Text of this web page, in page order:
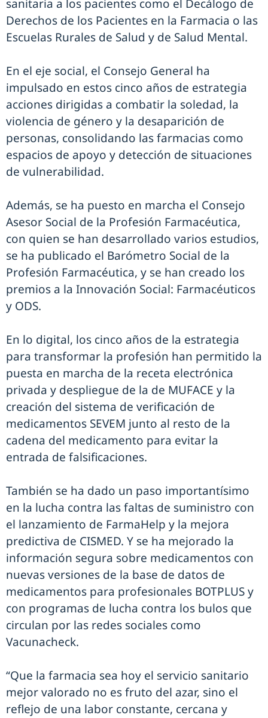
sanitaria a los pacientes como el Decálogo de
Derechos de los Pacientes en la Farmacia o las
Escuelas Rurales de Salud y de Salud Mental.
En el eje social, el Consejo General ha
impulsado en estos cinco años de estrategia
acciones dirigidas a combatir la soledad, la
violencia de género y la desaparición de
personas, consolidando las farmacias como
espacios de apoyo y detección de situaciones
de vulnerabilidad.
Además, se ha puesto en marcha el Consejo
Asesor Social de la Profesión Farmacéutica,
con quien se han desarrollado varios estudios,
se ha publicado el Barómetro Social de la
Profesión Farmacéutica, y se han creado los
premios a la Innovación Social: Farmacéuticos
y ODS.
En lo digital, los cinco años de la estrategia
para transformar la profesión han permitido la
puesta en marcha de la receta electrónica
privada y despliegue de la de MUFACE y la
creación del sistema de verificación de
medicamentos SEVEM junto al resto de la
cadena del medicamento para evitar la
entrada de falsificaciones.
También se ha dado un paso importantísimo
en la lucha contra las faltas de suministro con
el lanzamiento de FarmaHelp y la mejora
predictiva de CISMED. Y se ha mejorado la
información segura sobre medicamentos con
nuevas versiones de la base de datos de
medicamentos para profesionales BOTPLUS y
con programas de lucha contra los bulos que
circulan por las redes sociales como
Vacunacheck.
“Que la farmacia sea hoy el servicio sanitario
mejor valorado no es fruto del azar, sino el
reflejo de una labor constante, cercana y